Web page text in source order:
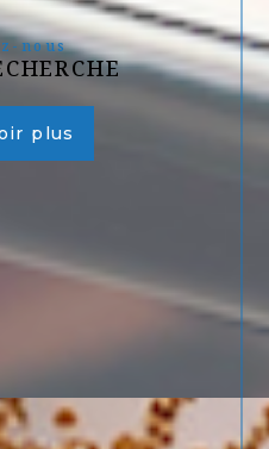
nous
plus